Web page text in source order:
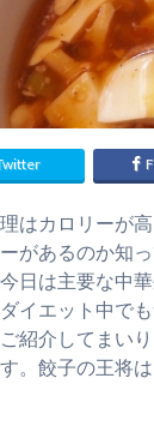
はカロリーが
があるのか知
日は主要な中
イエット中で
紹介してまい
。餃子の王将